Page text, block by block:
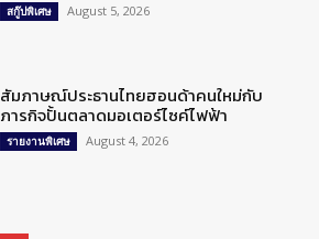
สกู๊ปพิเศษ August 5, 2026
สัมภาษณ์ประธานไทยฮอนด้าคนใหม่กับ
ภารกิจปั้นตลาดมอเตอร์ไซค์ไฟฟ้า
รายงานพิเศษ August 4, 2026